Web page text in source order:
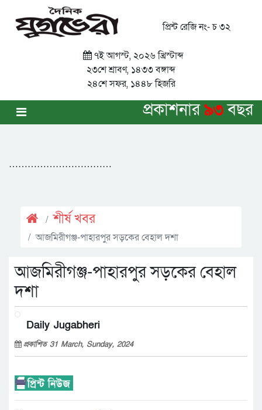
প্রিন্ট রেজি নং- চ ৩২
৭ই আগস্ট, ২০২৬ খ্রিস্টাব্দ
২৩শে শ্রাবণ, ১৪৩৩ বঙ্গাব্দ
২৪শে সফর, ১৪৪৮ হিজরি
প্রকাশনার৯৩বছর
……………………………
শীর্ষ খবর
আজমিরীগঞ্জ-পাহারপুর সড়কের বেহাল দশা
আজমিরীগঞ্জ-পাহারপুর সড়কের বেহাল
দশা
Daily Jugabheri
প্রকাশিত 31 March, Sunday, 2024